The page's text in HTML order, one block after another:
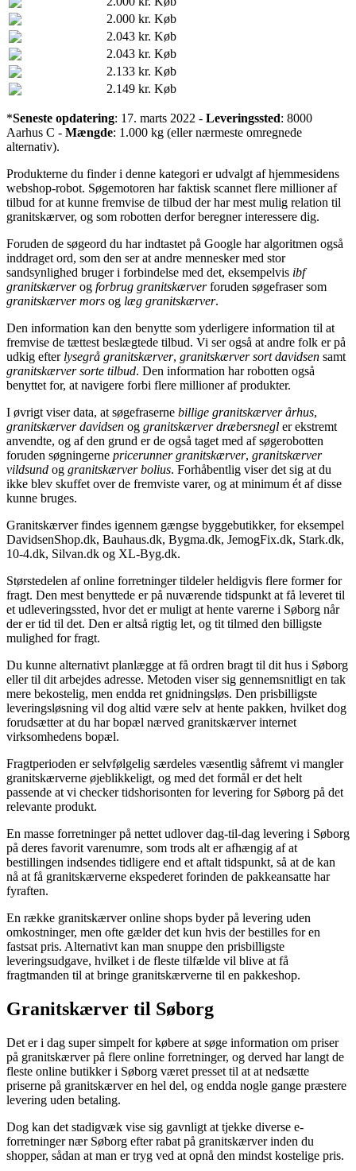
2.000 kr. Køb
2.043 kr. Køb
2.043 kr. Køb
2.133 kr. Køb
2.149 kr. Køb
*Seneste opdatering: 17. marts 2022 - Leveringssted: 8000
Aarhus C - Mængde: 1.000 kg (eller nærmeste omregnede
alternativ).
Produkterne du finder i denne kategori er udvalgt af hjemmesidens
webshop-robot. Søgemotoren har faktisk scannet flere millioner af
tilbud for at kunne fremvise de tilbud der har mest mulig relation til
granitskærver, og som robotten derfor beregner interessere dig.
Foruden de søgeord du har indtastet på Google har algoritmen også
inddraget ord, som den ser at andre mennesker med stor
sandsynlighed bruger i forbindelse med det, eksempelvis ibf
granitskærverog forbrug granitskærverforuden søgefraser som
granitskærver mors og læg granitskærver.
Den information kan den benytte som yderligere information til at
fremvise de tættest beslægtede tilbud. Vi ser også at andre folk er på
udkig efter lysegrå granitskærver, granitskærver sort davidsen samt
granitskærver sorte tilbud. Den information har robotten også
benyttet for, at navigere forbi flere millioner af produkter.
I øvrigt viser data, at søgefraserne billige granitskærver århus,
granitskærver davidsen og granitskærver dræbersnegl er ekstremt
anvendte, og af den grund er de også taget med af søgerobotten
foruden søgningerne pricerunner granitskærver, granitskærver
vildsund og granitskærver bolius. Forhåbentlig viser det sig at du
ikke blev skuffet over de fremviste varer, og at minimum ét af disse
kunne bruges.
Granitskærver findes igennem gængse byggebutikker, for eksempel
DavidsenShop.dk, Bauhaus.dk, Bygma.dk, JemogFix.dk, Stark.dk,
10-4.dk, Silvan.dk og XL-Byg.dk.
Størstedelen af online forretninger tildeler heldigvis flere former for
fragt. Den mest benyttede er på nuværende tidspunkt at få leveret til
et udleveringssted, hvor det er muligt at hente varerne i Søborg når
der er tid til det. Den er altså rigtig let, og tit tilmed den billigste
mulighed for fragt.
Du kunne alternativt planlægge at få ordren bragt til dit hus i Søborg
eller til dit arbejdes adresse. Metoden viser sig gennemsnitligt en tak
mere bekostelig, men endda ret gnidningsløs. Den prisbilligste
leveringsløsning vil dog altid være selv at hente pakken, hvilket dog
forudsætter at du har bopæl nærved granitskærver internet
virksomhedens bopæl.
Fragtperioden er selvfølgelig særdeles væsentlig såfremt vi mangler
granitskærverne øjeblikkeligt, og med det formål er det helt
passende at vi checker tidshorisonten for levering for Søborg på det
relevante produkt.
En masse forretninger på nettet udlover dag-til-dag levering i Søborg
på deres favorit varenumre, som trods alt er afhængig af at
bestillingen indsendes tidligere end et aftalt tidspunkt, så at de kan
nå at få granitskærverne ekspederet forinden de pakkeansatte har
fyraften.
En række granitskærver online shops byder på levering uden
omkostninger, men ofte gælder det kun hvis der bestilles for en
fastsat pris. Alternativt kan man snuppe den prisbilligste
leveringsudgave, hvilket i de fleste tilfælde vil blive at få
fragtmanden til at bringe granitskærverne til en pakkeshop.
Granitskærver til Søborg
Det er i dag super simpelt for købere at søge information om priser
på granitskærver på flere online forretninger, og derved har langt de
fleste online butikker i Søborg været presset til at at nedsætte
priserne på granitskærver en hel del, og endda nogle gange præstere
levering uden betaling.
Dog kan det stadigvæk vise sig gavnligt at tjekke diverse e-
forretninger nær Søborg efter rabat på granitskærver inden du
shopper, sådan at man er tryg ved at opnå den mindst kostelige pris.